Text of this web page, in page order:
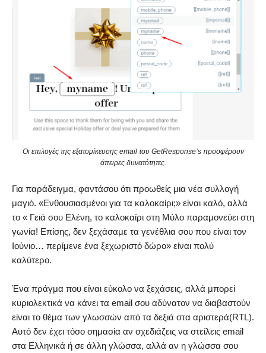
Οι επιλογές της εξατομίκευσης email του GetResponse’s προσφέρουν
άπειρες δυνατότητες.
Για παράδειγμα, φαντάσου ότι προωθείς μια νέα συλλογή
μαγιό. «Ενθουσιασμένοι για τα καλοκαίρι;» είναι καλό, αλλά
το « Γειά σου Ελένη, το καλοκαίρι στη Μύλο παραμονεύει στη
γωνία! Επίσης, δεν ξεχάσαμε τα γενέθλια σου που είναι τον
Ιούνιο… περίμενε ένα ξεχωριστό δώρο» είναι πολύ
καλύτερο.
Ένα πράγμα που είναι εύκολο να ξεχάσεις, αλλά μπορεί
κυριολεκτικά να κάνει τα email σου αδύνατον να διαβαστούν
είναι το θέμα των γλωσσών από τα δεξιά στα αριστερά(RTL).
Αυτό δεν έχει τόσο σημασία αν σχεδιάζεις να στείλεις email
στα Ελληνικά ή σε άλλη γλώσσα, αλλά αν η γλώσσα σου